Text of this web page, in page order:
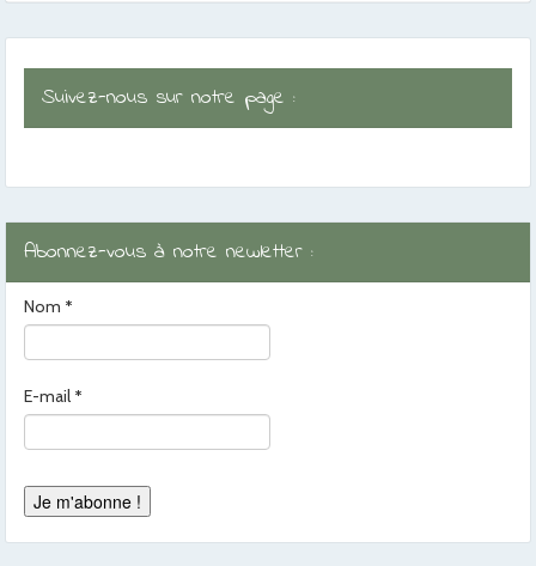
Suivez-nous sur notre page :
Abonnez-vous à notre newletter :
Nom *
E-mail *